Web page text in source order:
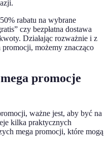
rabatu na wybrane
czy bezpłatna dostawa
Działając rozważnie i z
możemy znacząco
promocje
ważne jest, aby być na
kilka praktycznych
mega promocji, które mogą